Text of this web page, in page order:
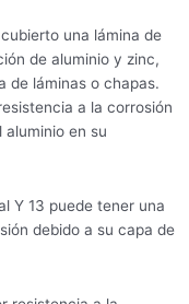
una lámina de
de aluminio y zinc,
de láminas o chapas.
a la corrosión
en su
Y 13 puede tener una
debido a su capa de